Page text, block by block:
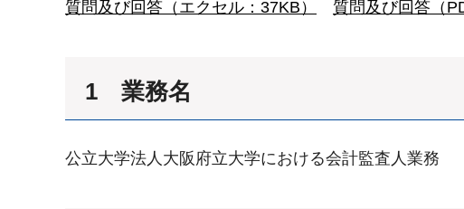
質問及び回答（エクセル：37KB）
質問及び回答（
1 業務名
公立大学法人大阪府立大学における会計監査人業務